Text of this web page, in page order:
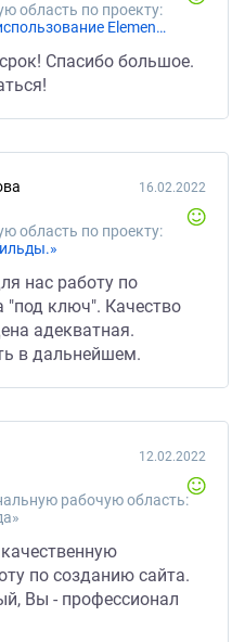
область по проекту:
«На WordPress (возможно использование Elementor) для стоматологической клиники http://justso.site/.»
Спасибо большое.
область по проекту:
16.02.2022
нас работу по
"под ключ". Качество
адекватная.
в дальнейшем.
рабочую область:
12.02.2022
по созданию сайта.
Вы - профессионал